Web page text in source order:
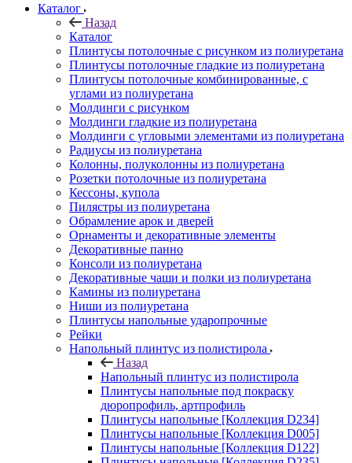
Каталог
Назад
Каталог
Плинтусы потолочные с рисунком из полиуретана
Плинтусы потолочные гладкие из полиуретана
Плинтусы потолочные комбинированные, с
углами из полиуретана
Молдинги c рисунком
Молдинги гладкие из полиуретана
Молдинги с угловыми элементами из полиуретана
Радиусы из полиуретана
Колонны, полуколонны из полиуретана
Розетки потолочные из полиуретана
Кессоны, купола
Пилястры из полиуретана
Обрамление арок и дверей
Орнаменты и декоративные элементы
Декоративные панно
Консоли из полиуретана
Декоративные чаши и полки из полиуретана
Камины из полиуретана
Ниши из полиуретана
Плинтусы напольные ударопрочные
Рейки
Напольный плинтус из полистирола
Назад
Напольный плинтус из полистирола
Плинтусы напольные под покраску
дюропрофиль, артпрофиль
Плинтусы напольные [Коллекция D234]
Плинтусы напольные [Коллекция D005]
Плинтусы напольные [Коллекция D122]